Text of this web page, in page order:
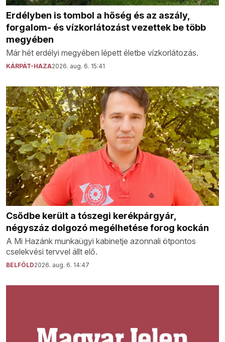
Erdélyben is tombol a hőség és az aszály,
forgalom- és vízkorlátozást vezettek be több
megyében
Már hét erdélyi megyében lépett életbe vízkorlátozás.
KÁRPÁT-HAZA2026. aug. 6. 15:41
Csődbe került a tószegi kerékpárgyár,
négyszáz dolgozó megélhetése forog kockán
A Mi Hazánk munkaügyi kabinetje azonnali ötpontos
cselekvési tervvel állt elő.
BELFÖLD2026. aug. 6. 14:47